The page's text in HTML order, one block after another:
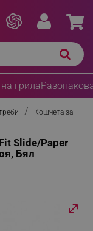
грила
Кошчета за
Slide/Paper
Бял